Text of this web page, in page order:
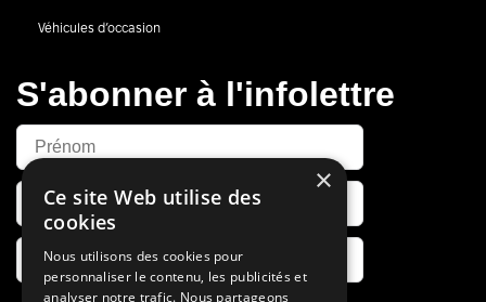
Véhicules d’occasion
S'abonner à l'infolettre
×
Ce site Web utilise des
cookies
Nous utilisons des cookies pour
personnaliser le contenu, les publicités et
analyser notre trafic. Nous partageons